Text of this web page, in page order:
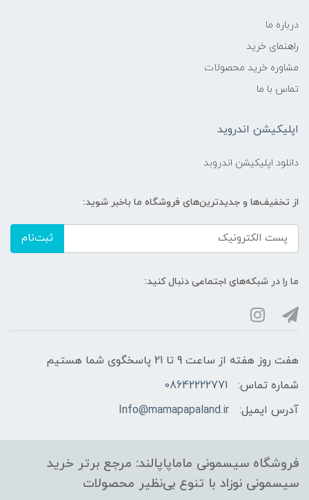
درباره ما
راهنمای خرید
مشاوره خرید محصولات
تماس با ما
اپلیکیشن اندروید
دانلود اپلیکیشن اندروبد
از تخفیف‌ها و جدیدترین‌های فروشگاه ما باخبر شوید:
ثبت‌نام
ما را در شبکه‌های اجتماعی دنبال کنید:
هفت روز هفته از ساعت 9 تا 21 پاسخگوی شما هستیم
شماره تماس:
08642222771
آدرس ایمیل:
Info@mamapapaland.ir
فروشگاه سیسمونی ماماپاپالند: مرجع برتر خرید
سیسمونی نوزاد با تنوع بی‌نظیر محصولات